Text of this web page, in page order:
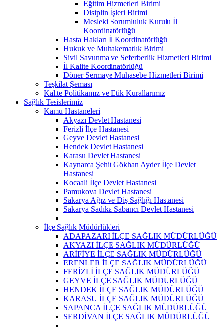
Eğitim Hizmetleri Birimi
Disiplin İşleri Birimi
Mesleki Sorumluluk Kurulu İl
Koordinatörlüğü
Hasta Hakları İl Koordinatörlüğü
Hukuk ve Muhakematlık Birimi
Sivil Savunma ve Seferberlik Hizmetleri Birimi
İl Kalite Koordinatörlüğü
Döner Sermaye Muhasebe Hizmetleri Birimi
Teşkilat Şeması
Kalite Politikamız ve Etik Kurallarımız
Sağlık Tesislerimiz
Kamu Hastaneleri
Akyazı Devlet Hastanesi
Ferizli İlçe Hastanesi
Geyve Devlet Hastanesi
Hendek Devlet Hastanesi
Karasu Devlet Hastanesi
Kaynarca Şehit Gökhan Ayder İlçe Devlet
Hastanesi
Kocaali İlçe Devlet Hastanesi
Pamukova Devlet Hastanesi
Sakarya Ağız ve Diş Sağlığı Hastanesi
Sakarya Sadıka Sabancı Devlet Hastanesi
İlçe Sağlık Müdürlükleri
ADAPAZARI İLÇE SAĞLIK MÜDÜRLÜĞÜ
AKYAZI İLÇE SAĞLIK MÜDÜRLÜĞÜ
ARİFİYE İLÇE SAĞLIK MÜDÜRLÜĞÜ
ERENLER İLÇE SAĞLIK MÜDÜRLÜĞÜ
FERİZLİ İLÇE SAĞLIK MÜDÜRLÜĞÜ
GEYVE İLÇE SAĞLIK MÜDÜRLÜĞÜ
HENDEK İLÇE SAĞLIK MÜDÜRLÜĞÜ
KARASU İLÇE SAĞLIK MÜDÜRLÜĞÜ
SAPANCA İLÇE SAĞLIK MÜDÜRLÜĞÜ
SERDİVAN İLÇE SAĞLIK MÜDÜRLÜĞÜ